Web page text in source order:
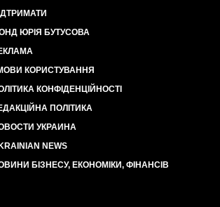
ЮРІЯ БУТУСОВА
КОРИСТУВАННЯ
КОНФІДЕНЦІЙНОСТІ
ПОЛІТИКА
УКРАИНА
NEWS
БІЗНЕСУ, ЕКОНОМІКИ, ФІНАНСІВ